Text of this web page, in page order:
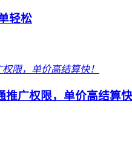
轻松
广权限，单价高结算快